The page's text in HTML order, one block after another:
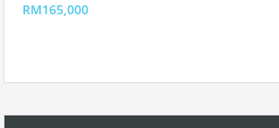
RM165,000